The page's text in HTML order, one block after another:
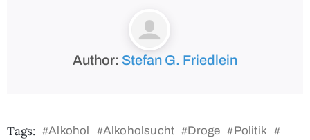
Author: Stefan G. Friedlein
Tags: #Alkohol #Alkoholsucht #Droge #Politik #